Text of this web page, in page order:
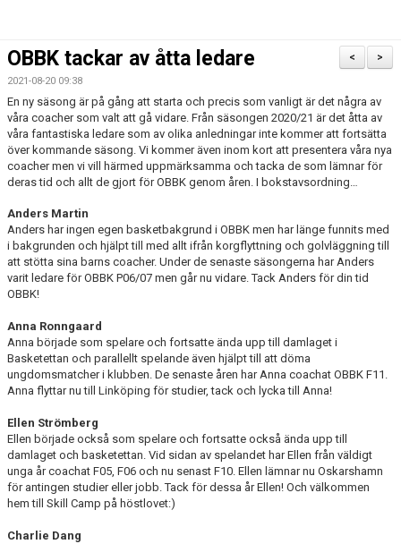
VÅRA LAG/TRÄNARE
KONTAKT
KALENDER
MEDLEMSSKAP
HJÄLPFOND
SCHYSST IDROTT LF KALMAR
>
<
OBBK tackar av åtta ledare
2021-08-20 09:38
En ny säsong är på gång att starta och precis som vanligt är det några av
våra coacher som valt att gå vidare. Från säsongen 2020/21 är det åtta av
våra fantastiska ledare som av olika anledningar inte kommer att fortsätta
över kommande säsong. Vi kommer även inom kort att presentera våra nya
coacher men vi vill härmed uppmärksamma och tacka de som lämnar för
deras tid och allt de gjort för OBBK genom åren. I bokstavsordning…
Anders Martin
Anders har ingen egen basketbakgrund i OBBK men har länge funnits med
i bakgrunden och hjälpt till med allt ifrån korgflyttning och golvläggning till
att stötta sina barns coacher. Under de senaste säsongerna har Anders
varit ledare för OBBK P06/07 men går nu vidare. Tack Anders för din tid
OBBK!
Anna Ronngaard
Anna började som spelare och fortsatte ända upp till damlaget i
Basketettan och parallellt spelande även hjälpt till att döma
ungdomsmatcher i klubben. De senaste åren har Anna coachat OBBK F11.
Anna flyttar nu till Linköping för studier, tack och lycka till Anna!
Ellen Strömberg
Ellen började också som spelare och fortsatte också ända upp till
damlaget och basketettan. Vid sidan av spelandet har Ellen från väldigt
unga år coachat F05, F06 och nu senast F10. Ellen lämnar nu Oskarshamn
för antingen studier eller jobb. Tack för dessa år Ellen! Och välkommen
hem till Skill Camp på höstlovet:)
Charlie Dang